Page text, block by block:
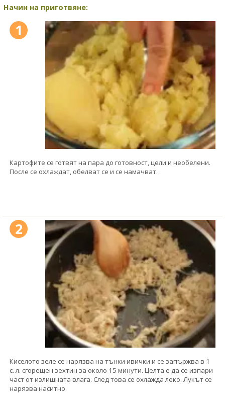
Начин на приготвяне:
1
Картофите се готвят на пара до готовност, цели и необелени.
После се охлаждат, обелват се и се намачват.
2
Киселото зеле се нарязва на тънки ивички и се запържва в 1
с. л. сгорещен зехтин за около 15 минути. Целта е да се изпари
част от излишната влага. След това се охлажда леко. Лукът се
нарязва наситно.